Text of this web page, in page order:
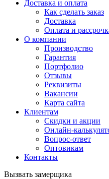
Доставка и оплата
Как сделать заказ
Доставка
Оплата и
О компании
Производство
Гарантия
Портфолио
Отзывы
Реквизиты
Вакансии
Карта сайта
Клиентам
Скидки и акции
Онлайн-
Вопрос-ответ
Оптовикам
Контакты
Вызвать замерщика